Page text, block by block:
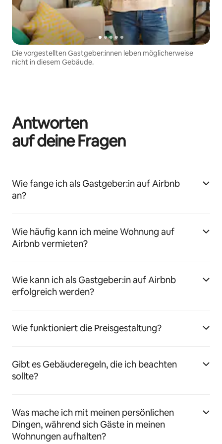
Die vorgestellten Gastgeber:innen leben möglicherweise
nicht in diesem Gebäude.
Antworten
auf deine Fragen
Wie fange ich als Gastgeber:in auf Airbnb
an?
Wie häufig kann ich meine Wohnung auf
Airbnb vermieten?
Wie kann ich als Gastgeber:in auf Airbnb
erfolgreich werden?
Wie funktioniert die Preisgestaltung?
Gibt es Gebäuderegeln, die ich beachten
sollte?
Was mache ich mit meinen persönlichen
Dingen, während sich Gäste in meinen
Wohnungen aufhalten?